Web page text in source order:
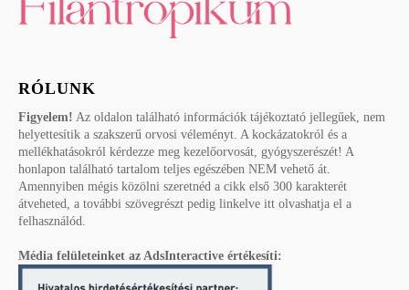
RÓLUNK
Figyelem! Az oldalon található információk tájékoztató jellegűek, nem
helyettesítik a szakszerű orvosi véleményt. A kockázatokról és a
mellékhatásokról kérdezze meg kezelőorvosát, gyógyszerészét! A
honlapon található tartalom teljes egészében NEM vehető át.
Amennyiben mégis közölni szeretnéd a cikk első 300 karakterét
átveheted, a további szövegrészt pedig linkelve itt olvashatja el a
felhasználód.
Média felületeinket az AdsInteractive értékesíti: